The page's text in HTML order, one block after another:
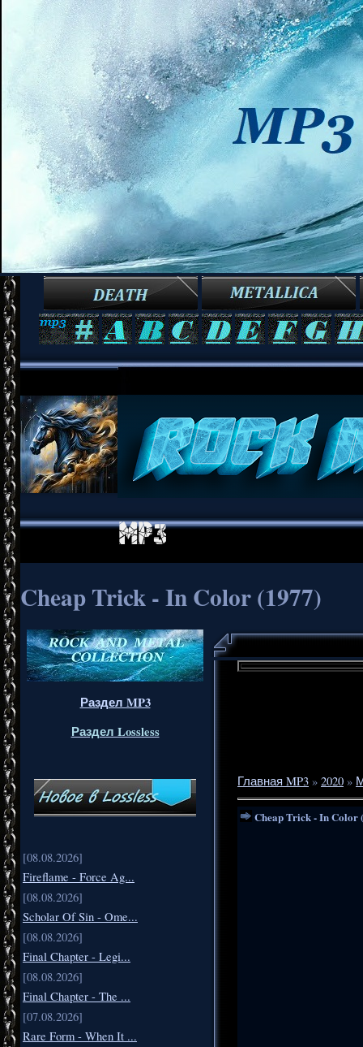
Cheap Trick - In Color (1977)
Раздел MP3
Раздел Lossless
[08.08.2026]
Fireflame - Force Ag...
[08.08.2026]
Scholar Of Sin - Ome...
[08.08.2026]
Final Chapter - Legi...
[08.08.2026]
Final Chapter - The ...
[07.08.2026]
Rare Form - When It ...
Главная MP3 » 2020 »
Cheap Trick - In Color